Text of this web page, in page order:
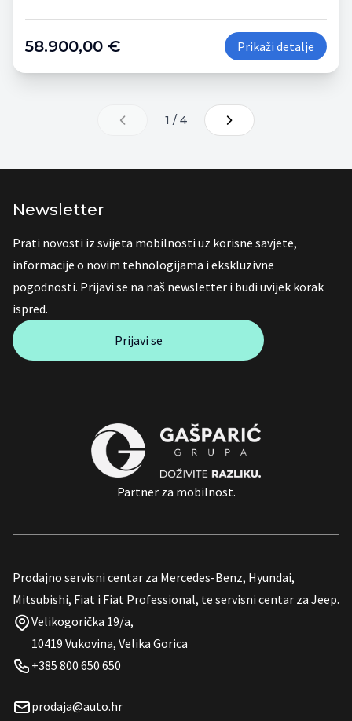
58.900,00 € Prikaži detalje
1 / 4
Newsletter
Prati novosti iz svijeta mobilnosti uz korisne savjete,
informacije o novim tehnologijama i ekskluzivne
pogodnosti. Prijavi se na naš newsletter i budi uvijek korak
ispred.
Prijavi se
Partner za mobilnost.
Prodajno servisni centar za Mercedes-Benz, Hyundai,
Mitsubishi, Fiat i Fiat Professional, te servisni centar za Jeep.
Velikogorička 19/a,
10419 Vukovina, Velika Gorica
+385 800 650 650
prodaja@auto.hr